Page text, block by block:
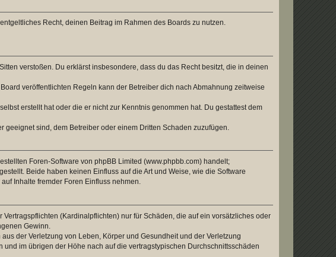
Recht, deinen Beitrag im Rahmen des Boards zu nutzen.
verstoßen. Du erklärst insbesondere, dass du das Recht besitzt, die in deinen
veröffentlichten Regeln kann der Betreiber dich nach Abmahnung zeitweise
erstellt hat oder die er nicht zur Kenntnis genommen hat. Du gestattest dem
sind, dem Betreiber oder einem Dritten Schaden zuzufügen.
Foren-Software von phpBB Limited (www.phpbb.com) handelt;
Beide haben keinen Einfluss auf die Art und Weise, wie die Software
Inhalte fremder Foren Einfluss nehmen.
(Kardinalpflichten) nur für Schäden, die auf ein vorsätzliches oder
Gewinn.
der Verletzung von Leben, Körper und Gesundheit und der Verletzung
im übrigen der Höhe nach auf die vertragstypischen Durchschnittsschäden